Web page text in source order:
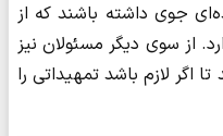
جوی داشته باشند که از
از سوی دیگر مسئولان نیز
اگر لازم باشد تمهیداتی را